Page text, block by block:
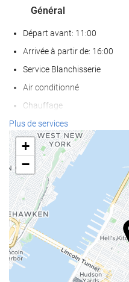
Général
Départ avant: 11:00
Arrivée à partir de: 16:00
Service Blanchisserie
Air conditionné
Chauffage
Ascenseur
Accès personnes à mobilité
Adapté aux personnes
Adapté aux personnes
Chambres Non-fumeurs
établissement entièrement
Les animaux de compagnie
Services de réception
Plus de services
+
−